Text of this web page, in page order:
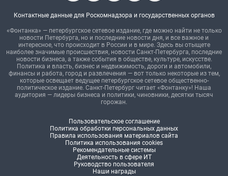
Контактные данные для Роскомнадзора и государственных органов
«Фонтанка» — петербургское сетевое издание, где можно найти не только
новости Петербурга, но и последние новости дня, и все важное и
интересное, что происходит в России и в мире. Здесь вы отыщете
наиболее значимые происшествия, новости Санкт-Петербурга, последние
новости бизнеса, а также события в обществе, культуре, искусстве.
Политика и власть, бизнес и недвижимость, дороги и автомобили,
финансы и работа, город и развлечения — вот только некоторые из тем,
которые освещает ведущее петербургское сетевое общественно-
политическое издание. Санкт-Петербург читает «Фонтанку»! Наша
аудитория — лидеры бизнеса и политики, чиновники, десятки тысяч
горожан.
Пользовательское соглашение
Политика обработки персональных данных
Правила использования материалов сайта
Политика использования cookies
Рекомендательные системы
Деятельность в сфере ИТ
Руководство пользователя
Наши награды